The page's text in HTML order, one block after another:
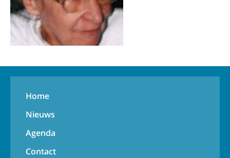
Home
Nieuws
Agenda
Contact